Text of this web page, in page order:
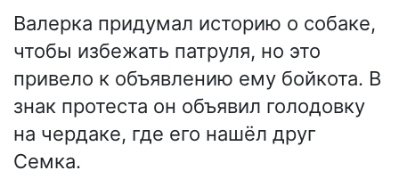
Валерка придумал историю о собаке,
чтобы избежать патруля, но это
привело к объявлению ему бойкота. В
знак протеста он объявил голодовку
на чердаке, где его нашёл друг
Семка.